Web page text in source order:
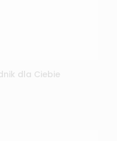
dla Ciebie